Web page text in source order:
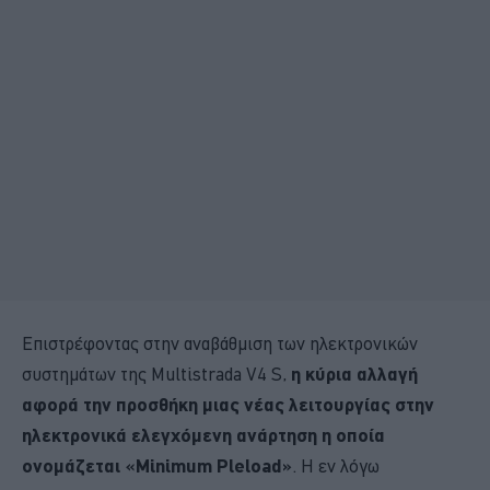
Επιστρέφοντας στην αναβάθμιση των ηλεκτρονικών
συστημάτων της Multistrada V4 S, η κύρια αλλαγή
αφορά την προσθήκη μιας νέας λειτουργίας στην
ηλεκτρονικά ελεγχόμενη ανάρτηση η οποία
ονομάζεται «Minimum Pleload» . Η εν λόγω